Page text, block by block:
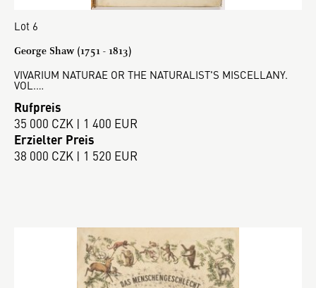
Lot 6
George Shaw (1751 - 1813)
VIVARIUM NATURAE OR THE NATURALIST'S MISCELLANY.
VOL.…
Rufpreis
35 000 CZK | 1 400 EUR
Erzielter Preis
38 000 CZK | 1 520 EUR